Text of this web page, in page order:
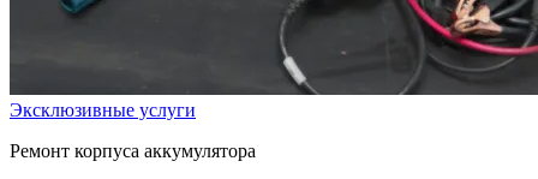
Эксклюзивные услуги
Ремонт корпуса аккумулятора